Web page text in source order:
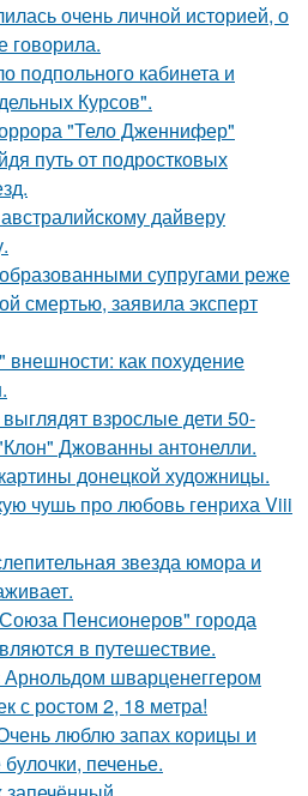
очень личной историей, о
говорила.
подпольного кабинета и
Курсов".
"Тело Дженнифер"
путь от подростковых
дайверу
супругами реже
смертью, заявила эксперт
как похудение
взрослые дети 50-
Джованны антонелли.
донецкой художницы.
чушь про любовь генриха Viii
звезда юмора и
Пенсионеров" города
в путешествие.
шварценеггером
с ростом 2, 18 метра!
люблю запах корицы и
печенье.